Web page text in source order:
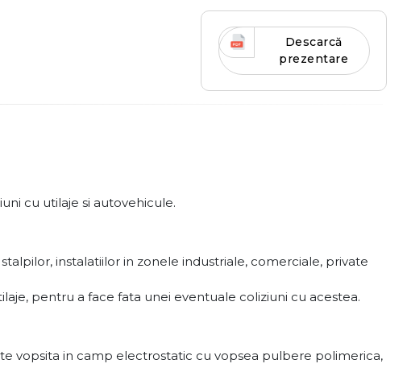
Descarcă
prezentare
cu utilaje si autovehicule.
instalatiilor in zonele industriale, comerciale, private
pentru a face fata unei eventuale coliziuni cu acestea.
vopsita in camp electrostatic cu vopsea pulbere polimerica,